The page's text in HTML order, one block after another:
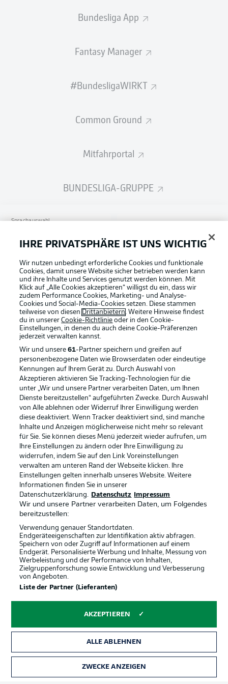
Bundesliga App
Fantasy Manager
#BundesligaWIRKT
Common Ground
Mitfahrportal
BUNDESLIGA-GRUPPE
Sprachauswahl
Login
Football as it's meant to be
Offizielle Partner
Rechtliche Hinweise
Datenschutz Nutzungsbedingungen
Jobs
Impressum Partner
IHRE PRIVATSPHÄRE IST UNS WICHTIG
Wir nutzen unbedingt erforderliche Cookies und funktionale
Cookies, damit unsere Website sicher betrieben werden kann
und ihre Inhalte und Services genutzt werden können. Mit
Klick auf „Alle Cookies akzeptieren“ willigst du ein, dass wir
zudem Performance Cookies, Marketing- und Analyse-
Cookies und Social-Media-Cookies setzen. Diese stammen
teilweise von diesen Drittanbietern. Weitere Hinweise findest
du in unsererCookie-Richtlinie oder in den Cookie-
Einstellungen, in denen du auch deine Cookie-Präferenzen
jederzeit verwalten kannst.
Wir und unsere61-Partner speichern und greifen auf
personenbezogene Daten wie Browserdaten oder eindeutige
Kennungen auf Ihrem Gerät zu. Durch Auswahl von
Akzeptieren aktivieren Sie Tracking-Technologien für die
unter „Wir und unsere Partner verarbeiten Daten, um Ihnen
Dienste bereitzustellen“ aufgeführten Zwecke. Durch Auswahl
von Alle ablehnen oder Widerruf Ihrer Einwilligung werden
diese deaktiviert. Wenn Tracker deaktiviert sind, sind manche
Inhalte und Anzeigen möglicherweise nicht mehr so relevant
für Sie. Sie können dieses Menü jederzeit wieder aufrufen, um
Ihre Einstellungen zu ändern oder Ihre Einwilligung zu
widerrufen, indem Sie auf den Link Voreinstellungen
verwalten am unteren Rand der Webseite klicken. Ihre
Einstellungen gelten innerhalb unseres Website. Weitere
Informationen finden Sie in unserer
Datenschutzerklärung.
Datenschutz Impressum
Wir und unsere Partner verarbeiten Daten, um Folgendes
bereitzustellen:
Verwendung genauer Standortdaten.
Endgeräteeigenschaften zur Identifikation aktiv abfragen.
Speichern von oder Zugriff auf Informationen auf einem
Endgerät. Personalisierte Werbung und Inhalte, Messung von
Werbeleistung und der Performance von Inhalten,
Zielgruppenforschung sowie Entwicklung und Verbesserung
von Angeboten.
Liste der Partner (Lieferanten)
AKZEPTIEREN
ALLE ABLEHNEN
ZWECKE ANZEIGEN